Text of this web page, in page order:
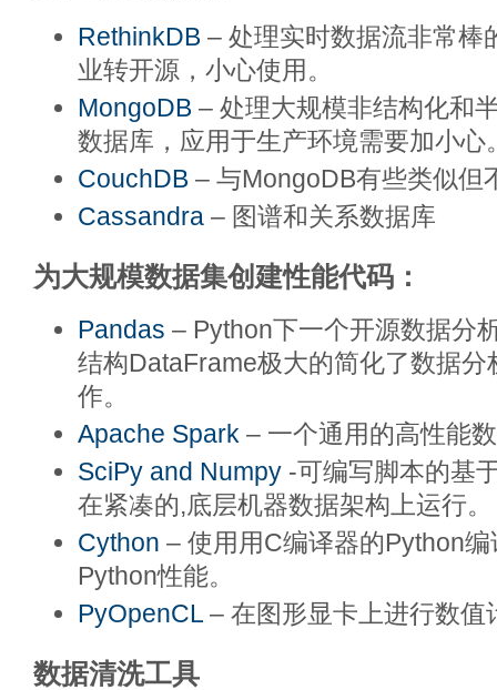
RethinkDB – 处理实时数据流非常棒
业转开源，小心使用。
MongoDB – 处理大规模非结构化和
数据库，应用于生产环境需要加小心
CouchDB – 与MongoDB有些类似但
Cassandra – 图谱和关系数据库
为大规模数据集创建性能代码：
Pandas – Python下一个开源数据分
结构DataFrame极大的简化了数据
作。
Apache Spark – 一个通用的高性能
SciPy and Numpy -可编写脚本的基
在紧凑的,底层机器数据架构上运行。
Cython – 使用用C编译器的Python
Python性能。
PyOpenCL – 在图形显卡上进行数值
数据清洗工具